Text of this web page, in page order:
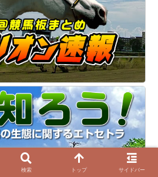
検索 トップ サイドバー